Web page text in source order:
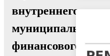
внутреннего
муниципального
финансового